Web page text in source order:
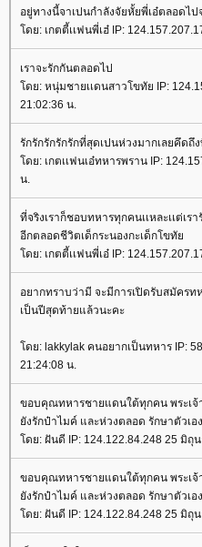
อยู่ทางนี้จาเปนกำลังจัยหั้ยพี่เอ๋ตลอดไป
ดย: เกตตี้เเฟนพี่เฮ๋ IP:
เราจะรักกันตลอดไป
ดย: หนุ่มชายเเดนสาวโขทัย IP:
21:02:36 น.
รักรักรักรักรักที่สุดเปนห่วงมากเลยคึดถึ
ดย: เกตเเฟนเอ๋ทหารพราน IP:
น.
ที่จริงเราก็ชอบทหารทุกคนเเหละเเต่เร
อีกตลอดชีวิตเด็กระนองกะเด็กโขทั
ดย: เกตตี้เเฟนพี่เอ๋ IP:
อยากทราบว่ามี จะมีการเปิดรับสมัคร
เป็นปีสุดท้ายแล้วนะคะ
ดย: lakkylak คนอยากเป็นทหาร IP:
21:24:08 น.
ขอบคุณทหารชายแดนใต้ทุกคน พระเ
งรักป๋าไมค์ และห่วงตลอด รักษาตัวเอ
ดย: ฝันดี IP: 124.122.84.248 25 มิถุ
ขอบคุณทหารชายแดนใต้ทุกคน พระเ
งรักป๋าไมค์ และห่วงตลอด รักษาตัวเอ
ดย: ฝันดี IP: 124.122.84.248 25 มิถุ